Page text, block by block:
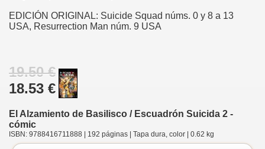
EDICIÓN ORIGINAL: Suicide Squad núms. 0 y 8 a 13
USA, Resurrection Man núm. 9 USA
19.50 €
18.53 €
El Alzamiento de Basilisco / Escuadrón Suicida 2 -
cómic
ISBN: 9788416711888 | 192 páginas | Tapa dura, color | 0.62 kg